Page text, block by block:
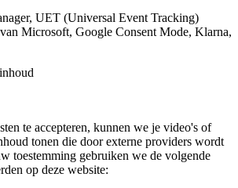
UET (Universal Event Tracking)
Microsoft, Google Consent Mode, Klarna,
te accepteren, kunnen we je video's of
tonen die door externe providers wordt
toestemming gebruiken we de volgende
op deze website: